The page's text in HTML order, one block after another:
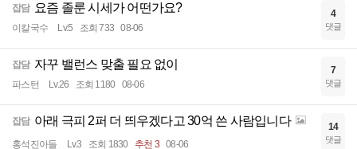
잡담 요즘 졸룬 시세가 어떤가요?
이칼국수 Lv.5 조회 733 08-06
4
댓글
잡담 자꾸 밸런스 맞출 필요 없이
파스턴 Lv.26 조회 1180 08-06
7
댓글
잡담 아래 극피 2퍼 더 띄우겠다고 30억 쓴 사람입니다
홍석진아들 Lv.3 조회 1830 추천 3 08-06
14
댓글